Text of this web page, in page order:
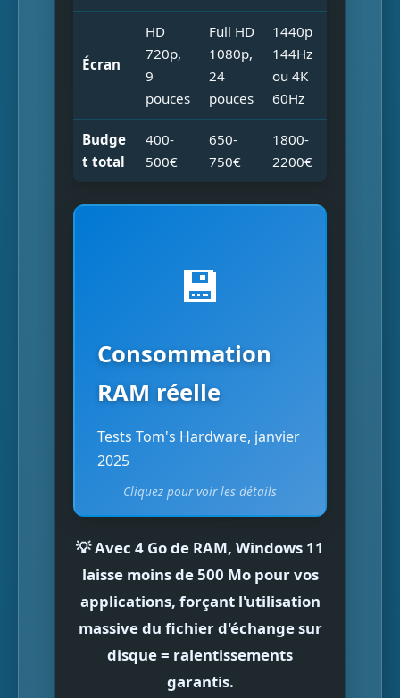
Écran
HD
720p,
9
pouces
Full HD
1080p,
24
pouces
1440p
144Hz
ou 4K
60Hz
Budge
t total
400-
500€
650-
750€
1800-
2200€
💾
Consommation
RAM réelle
Tests Tom's Hardware, janvier
2025
Cliquez pour voir les détails
Scénari
Windo
Windo
Chrom
(+17%)
e +
6,2 Go
7,8 Go
(+26%)
Gaming
(Elden
8,5 Go
(+20%)
Cliquez pour revenir
💡 Avec 4 Go de RAM, Windows 11
laisse moins de 500 Mopour vos
applications, forçant l'utilisation
massive du fichier d'échange sur
disque = ralentissements
garantis.